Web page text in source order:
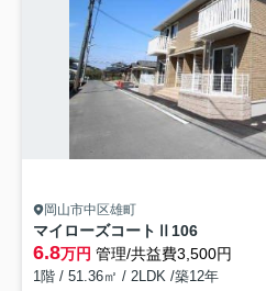
岡山市中区雄町
マイローズコートⅡ 106
6.8万円 管理/共益費3,500円
1階 / 51.36㎡ / 2LDK /築12年